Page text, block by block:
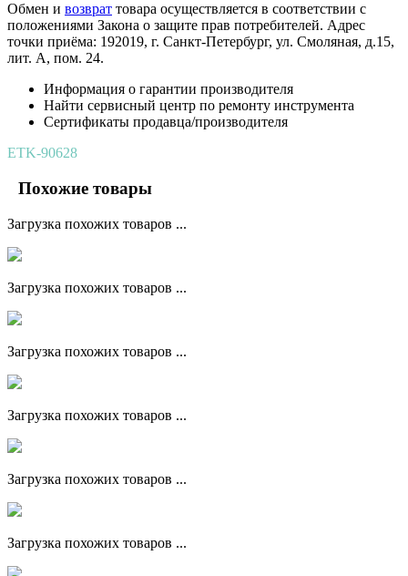
Обмен и возврат товара осуществляется в соответствии с
положениями Закона о защите прав потребителей. Адрес
точки приёма: 192019, г. Санкт-Петербург, ул. Смоляная, д.15,
лит. А, пом. 24.
Информация о гарантии производителя
Найти сервисный центр по ремонту инструмента
Сертификаты продавца/производителя
ETK-90628
Похожие товары
Загрузка похожих товаров ...
Загрузка похожих товаров ...
Загрузка похожих товаров ...
Загрузка похожих товаров ...
Загрузка похожих товаров ...
Загрузка похожих товаров ...